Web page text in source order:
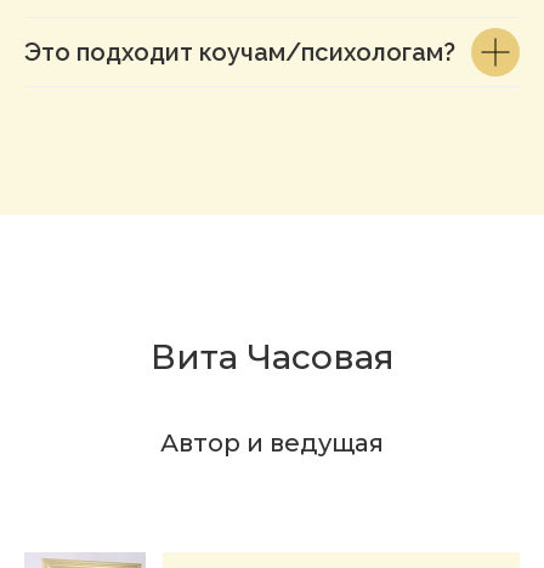
Это подходит коучам/психологам?
Вита Часовая
Автор и ведущая